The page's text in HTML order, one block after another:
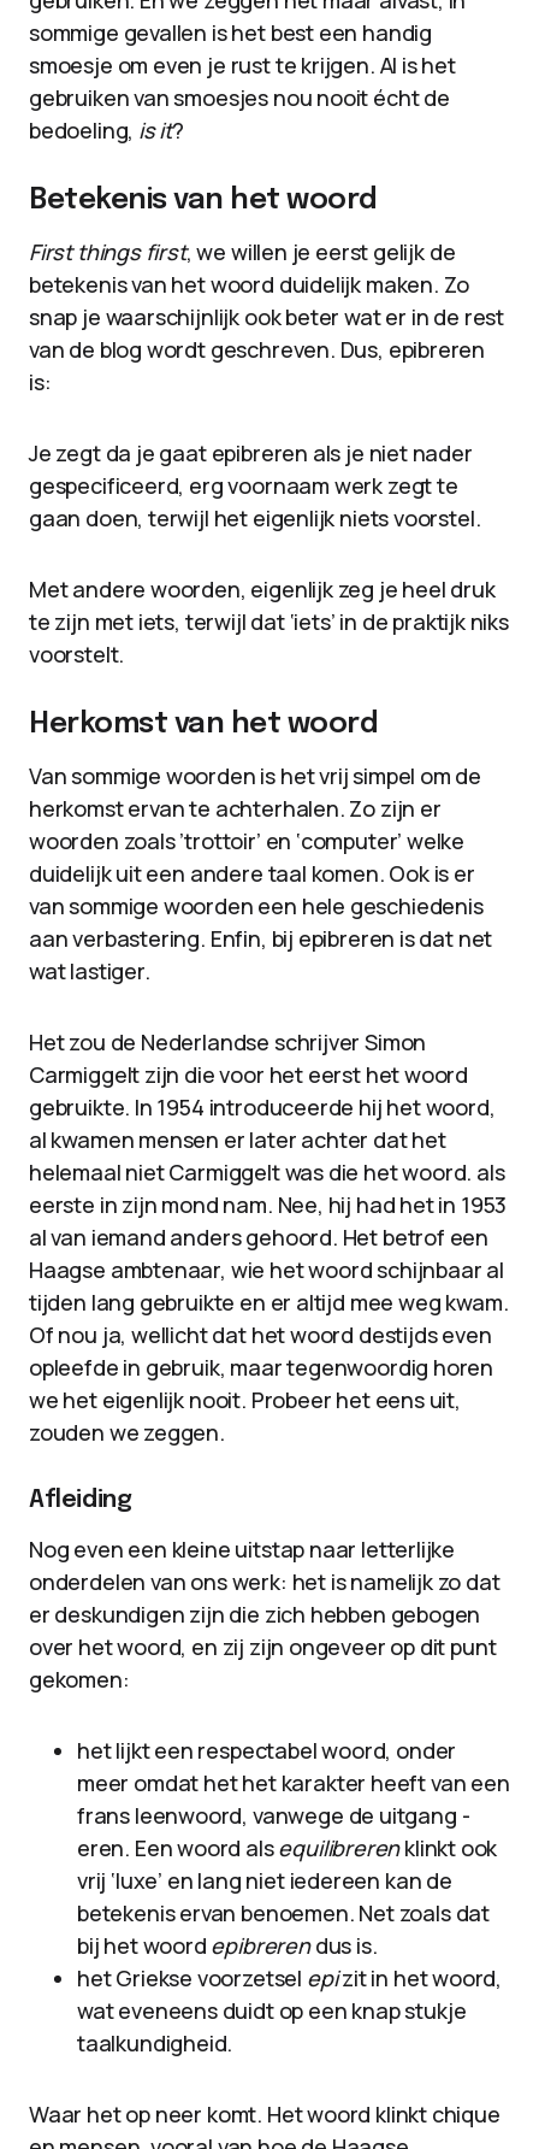
sommige gevallen is het best een handig
smoesje om even je rust te krijgen. Al is het
gebruiken van smoesjes nou nooit écht de
bedoeling, is it?
Betekenis van het woord
First things first, we willen je eerst gelijk de
betekenis van het woord duidelijk maken. Zo
snap je waarschijnlijk ook beter wat er in de rest
van de blog wordt geschreven. Dus, epibreren
is:
Je zegt da je gaat epibreren als je niet nader
gespecificeerd, erg voornaam werk zegt te
gaan doen, terwijl het eigenlijk niets voorstel.
Met andere woorden, eigenlijk zeg je heel druk
te zijn met iets, terwijl dat ‘iets’ in de praktijk niks
voorstelt.
Herkomst van het woord
Van sommige woorden is het vrij simpel om de
herkomst ervan te achterhalen. Zo zijn er
woorden zoals ’trottoir’ en ‘computer’ welke
duidelijk uit een andere taal komen. Ook is er
van sommige woorden een hele geschiedenis
aan verbastering. Enfin, bij epibreren is dat net
wat lastiger.
Het zou de Nederlandse schrijver Simon
Carmiggelt zijn die voor het eerst het woord
gebruikte. In 1954 introduceerde hij het woord,
al kwamen mensen er later achter dat het
helemaal niet Carmiggelt was die het woord. als
eerste in zijn mond nam. Nee, hij had het in 1953
al van iemand anders gehoord. Het betrof een
Haagse ambtenaar, wie het woord schijnbaar al
tijden lang gebruikte en er altijd mee weg kwam.
Of nou ja, wellicht dat het woord destijds even
opleefde in gebruik, maar tegenwoordig horen
we het eigenlijk nooit. Probeer het eens uit,
zouden we zeggen.
Afleiding
Nog even een kleine uitstap naar letterlijke
onderdelen van ons werk: het is namelijk zo dat
er deskundigen zijn die zich hebben gebogen
over het woord, en zij zijn ongeveer op dit punt
gekomen:
het lijkt een respectabel woord, onder
meer omdat het het karakter heeft van een
frans leenwoord, vanwege de uitgang -
eren. Een woord alsequilibrerenklinkt ook
vrij ‘luxe’ en lang niet iedereen kan de
betekenis ervan benoemen. Net zoals dat
bij het woord epibrerendus is.
het Griekse voorzetsel epizit in het woord,
wat eveneens duidt op een knap stukje
taalkundigheid.
Waar het op neer komt. Het woord klinkt chique